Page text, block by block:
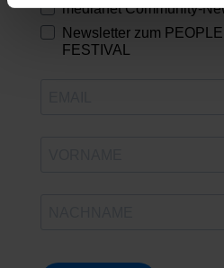
medianet Community-
Newsletter zum
FESTIVAL